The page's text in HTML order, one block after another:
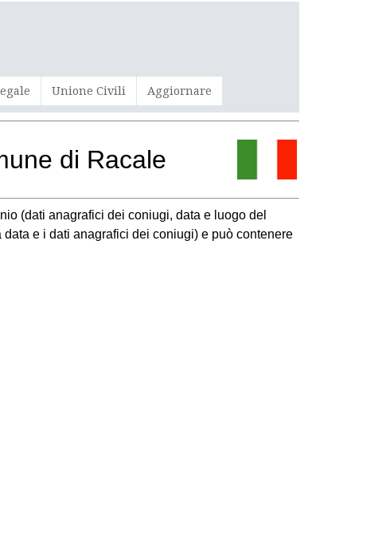
Unione Civili Aggiornare
di Racale
(dati anagrafici dei coniugi, data e luogo del
e i dati anagrafici dei coniugi) e può contenere